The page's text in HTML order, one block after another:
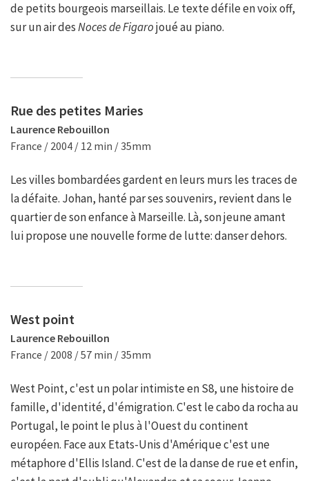
de petits bourgeois marseillais. Le texte défile en voix off,
sur un air desNoces de Figarojoué au piano.
Rue des petites Maries
Laurence Rebouillon
France / 2004 / 12 min / 35mm
Les villes bombardées gardent en leurs murs les traces de
la défaite. Johan, hanté par ses souvenirs, revient dans le
quartier de son enfance à Marseille. Là, son jeune amant
lui propose une nouvelle forme de lutte: danser dehors.
West point
Laurence Rebouillon
France / 2008 / 57 min / 35mm
West Point, c'est un polar intimiste en S8, une histoire de
famille, d'identité, d'émigration. C'est le cabo da rocha au
Portugal, le point le plus à l'Ouest du continent
européen. Face aux Etats-Unis d'Amérique c'est une
métaphore d'Ellis Island. C'est de la danse de rue et enfin,